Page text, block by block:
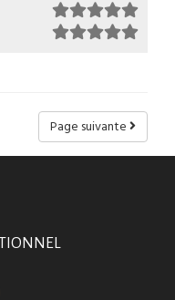
Page suivante